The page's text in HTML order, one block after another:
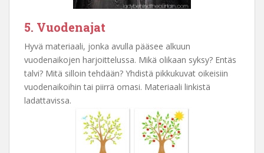
5. Vuodenajat
Hyvä materiaali, jonka avulla pääsee alkuun
vuodenaikojen harjoittelussa. Mikä olikaan syksy? Entäs
talvi? Mitä silloin tehdään? Yhdistä pikkukuvat oikeisiin
vuodenaikoihin tai piirrä omasi. Materiaali linkistä
ladattavissa.